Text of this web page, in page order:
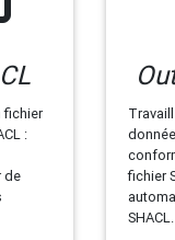
fichier
:
de
fichier
SHACL.